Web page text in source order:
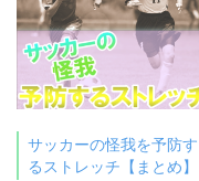
サッカーの怪我を予防す
るストレッチ【まとめ】